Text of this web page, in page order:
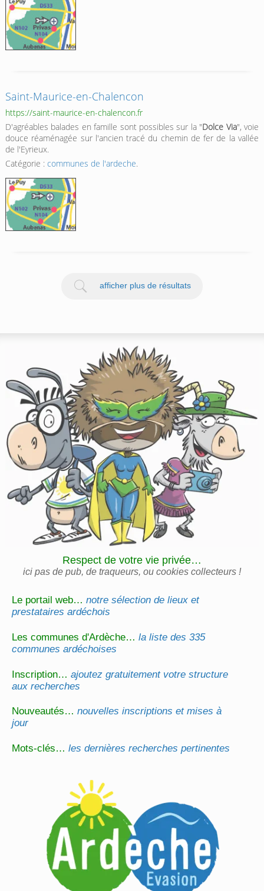
Saint-Maurice-en-Chalencon
https://saint-maurice-en-chalencon.fr
D'agréables balades en famille sont possibles sur la "Dolce Via", voie
douce réaménagée sur l'ancien tracé du chemin de fer de la vallée
de l'Eyrieux.
Catégorie : communes de l'ardeche.
afficher plus de résultats
Le portail web…notre sélection de lieux et
prestataires ardéchois
Les communes d'Ardèche…la liste des 335
communes ardéchoises
Inscription…ajoutez gratuitement votre structure
aux recherches
Nouveautés…nouvelles inscriptions et mises à
jour
Mots-clés…les dernières recherches pertinentes
Respect de votre vie privée…
ici pas de pub, de traqueurs, ou cookies collecteurs !